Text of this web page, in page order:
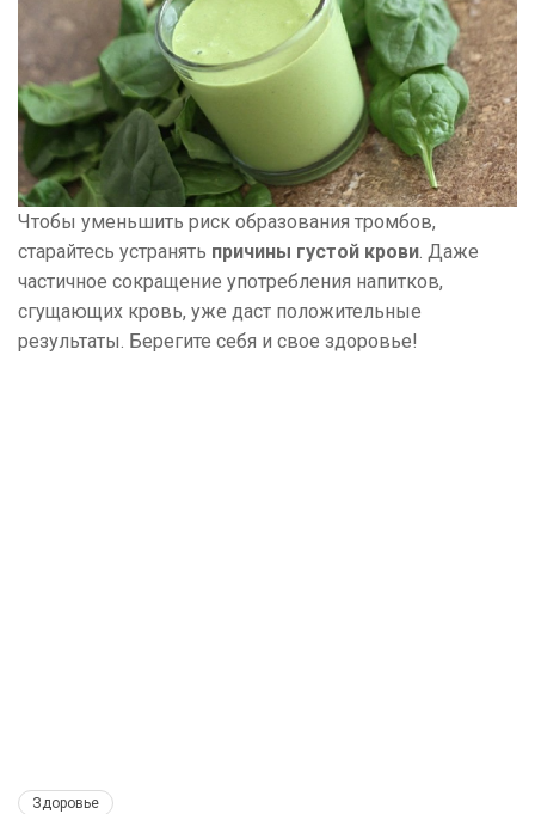
Чтобы уменьшить риск образования тромбов,
старайтесь устранять причины густой крови . Даже
частичное сокращение употребления напитков,
сгущающих кровь, уже даст положительные
результаты. Берегите себя и свое здоровье!
Здоровье